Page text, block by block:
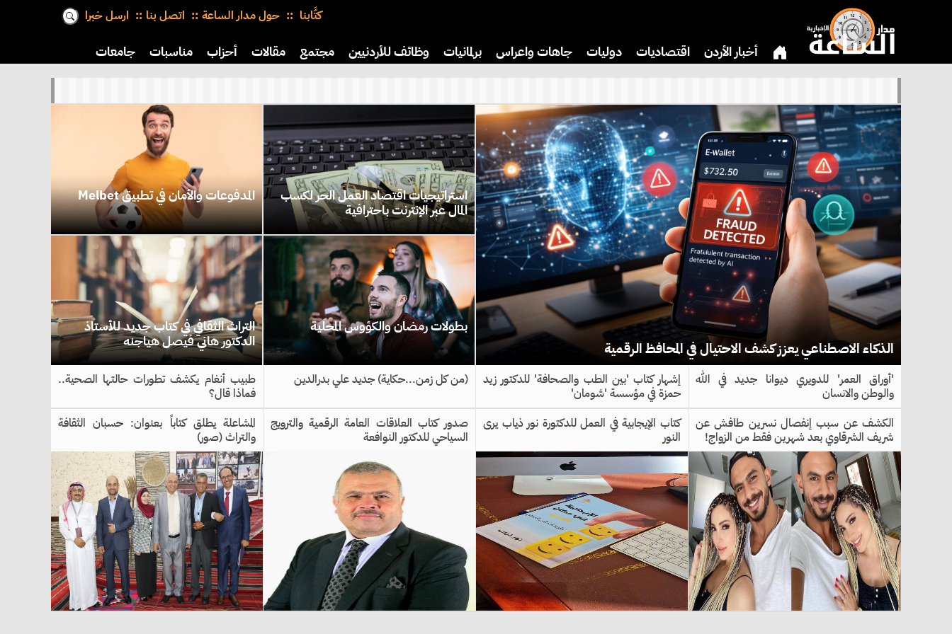
كتَّابنا حول مدار الساعة اتصل بنا ارسل خبرا
أخبار الأردن اقتصاديات دوليات جاهات واعراس برلمانيات وظائف للأردنيين مجتمع مقالات أحزاب مناسبات جامعات
الذكاء الاصطناعي يعزز كشف الاحتيال في المحافظ الرقمية
استراتيجيات اقتصاد العمل الحر لكسب
المال عبر الإنترنت باحترافية
بطولات رمضان والكؤوس المحلية
المدفوعات والأمان في تطبيق Melbet
التراث الثقافي في كتاب جديد للأستاذ
الدكتور هاني فيصل هياجنه
'أوراق العمر' للدويري ديوانا جديد في الله
والوطن والانسان
إشهار كتاب 'بين الطب والصحافة' للدكتور زيد
حمزة في مؤسسة 'شومان'
(من كل زمن...حكاية) جديد علي بدرالدين
طبيب أنغام يكشف تطورات حالتها الصحية..
فماذا قال؟
الكشف عن سبب إنفصال نسرين طافش عن
شريف الشرقاوي بعد شهرين فقط من الزواج!
كتاب الإيجابية في العمل للدكتورة نور ذياب يرى
النور
صدور كتاب العلاقات العامة الرقمية والترويج
السياحي للدكتور النوافعة
المشاعلة يطلق كتاباً بعنوان: حسبان الثقافة
والتراث (صور)